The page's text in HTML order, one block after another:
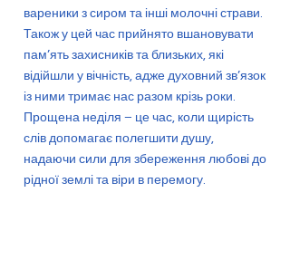
вареники з сиром та інші молочні страви.
Також у цей час прийнято вшановувати
пам’ять захисників та близьких, які
відійшли у вічність, адже духовний зв’язок
із ними тримає нас разом крізь роки.
Прощена неділя – це час, коли щирість
слів допомагає полегшити душу,
надаючи сили для збереження любові до
рідної землі та віри в перемогу.